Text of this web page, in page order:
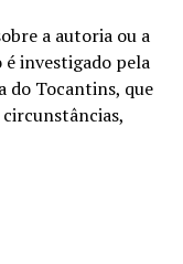
a autoria ou a
é investigado pela
do Tocantins, que